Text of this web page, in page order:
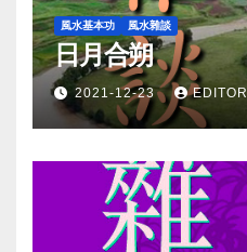
風水基本功 風水雜談
日月合朔
2021-12-23 EDITOR